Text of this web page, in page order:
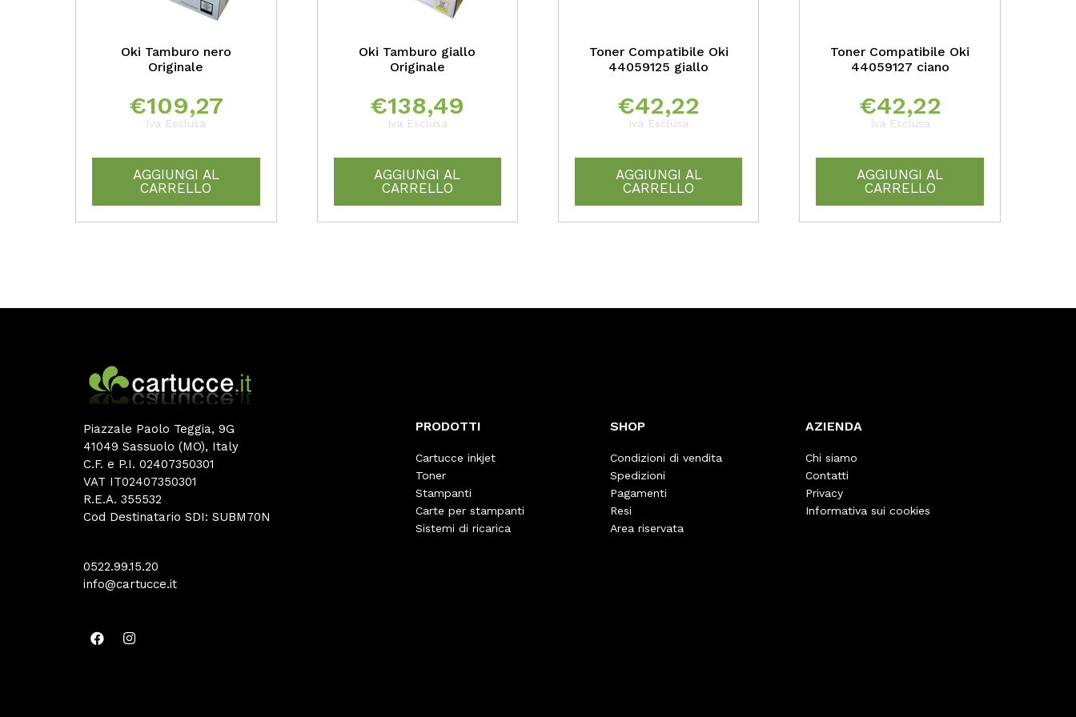
Oki Tamburo nero
Originale
€109,27
Iva Esclusa
AGGIUNGI AL
CARRELLO
Oki Tamburo giallo
Originale
€138,49
Iva Esclusa
AGGIUNGI AL
CARRELLO
Toner Compatibile Oki
44059125 giallo
€42,22
Iva Esclusa
AGGIUNGI AL
CARRELLO
Toner Compatibile Oki
44059127 ciano
€42,22
Iva Esclusa
AGGIUNGI AL
CARRELLO
Piazzale Paolo Teggia, 9G
41049 Sassuolo (MO), Italy
C.F. e P.I. 02407350301
VAT IT02407350301
R.E.A. 355532
Cod Destinatario SDI: SUBM70N
0522.99.15.20
info@cartucce.it
PRODOTTI
Cartucce inkjet
Toner
Stampanti
Carte per stampanti
Sistemi di ricarica
SHOP
Condizioni di vendita
Spedizioni
Pagamenti
Resi
Area riservata
AZIENDA
Chi siamo
Contatti
Privacy
Informativa sui cookies